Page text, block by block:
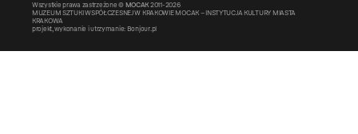
Wszystkie prawa zastrzeżone © MOCAK 2011-2026
MUZEUM SZTUKI WSPÓŁCZESNEJ W KRAKOWIE MOCAK – INSTYTUCJA KULTURY MIASTA
KRAKOWA
projekt, wykonanie i utrzymanie: Bonjour.pl